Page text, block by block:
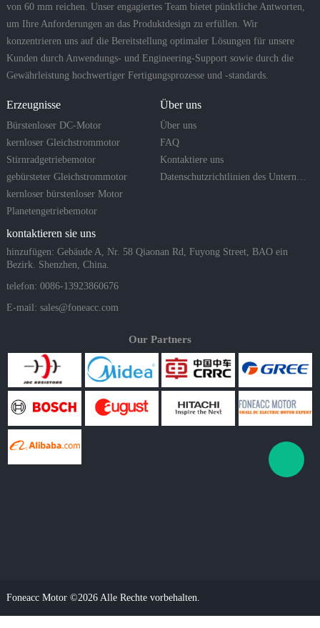
von 60 mm reichen. Unser engagiertes Team bietet pünktliche Antworten,
um Ihre Anforderungen an das Produktdesign zu erfüllen. Wir
konzentrieren uns auf die Bereitstellung optimaler Lösungen für unsere
Kunden durch Anwendungs- und Engineering-Support sowie durch die
Gewährleistung hochwertiger Fertigungsprozesse und -standards.
Erzeugnisse
Bürstenloser DC-Motor
kernloser Gleichstrommotor
Stirnradgetriebemotor
gebürsteter Gleichstrommotor
kernloser bürstenloser Motor
Planetengetriebemotor
Über uns
Über uns
FAQ
Kontaktiere uns
kontaktieren sie uns
hinzufügen: Gebäude A, Nr. 58 Qiaonan Rd, Fuyong Street, BAO ein
Bezirk. Shenzhen, China.
telefon: 0086-13923860676
E-mail: sales@foneacc.com
Our Partners
Foneacc Motor ©2026 Alle Rechte vorbehalten.